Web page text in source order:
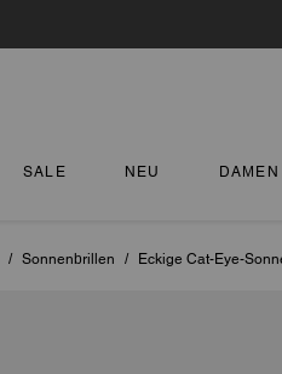
SALE NEU DAMEN
/ Sonnenbrillen / Eckige Cat-Eye-